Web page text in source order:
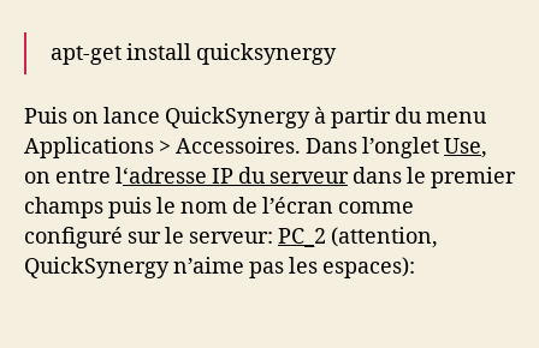
apt-get install quicksynergy
Puis on lance QuickSynergy à partir du menu
Applications > Accessoires. Dans l’ongletUse,
on entre l‘adresse IP du serveurdans le premier
champs puis le nom de l’écran comme
configuré sur le serveur: PC_ 2 (attention,
QuickSynergy n’aime pas les espaces):